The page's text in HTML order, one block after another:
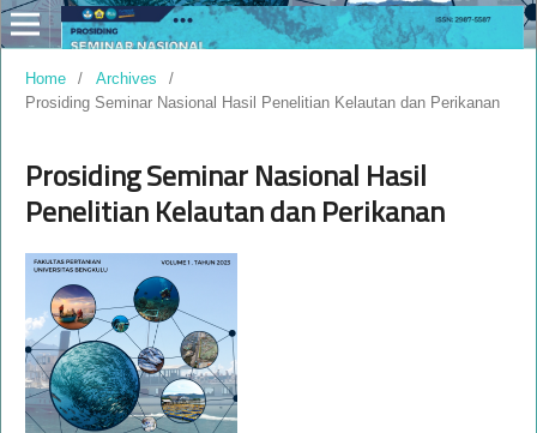
Home / Archives
/
Prosiding Seminar Nasional Hasil Penelitian Kelautan dan Perikanan
Prosiding Seminar Nasional Hasil
Penelitian Kelautan dan Perikanan